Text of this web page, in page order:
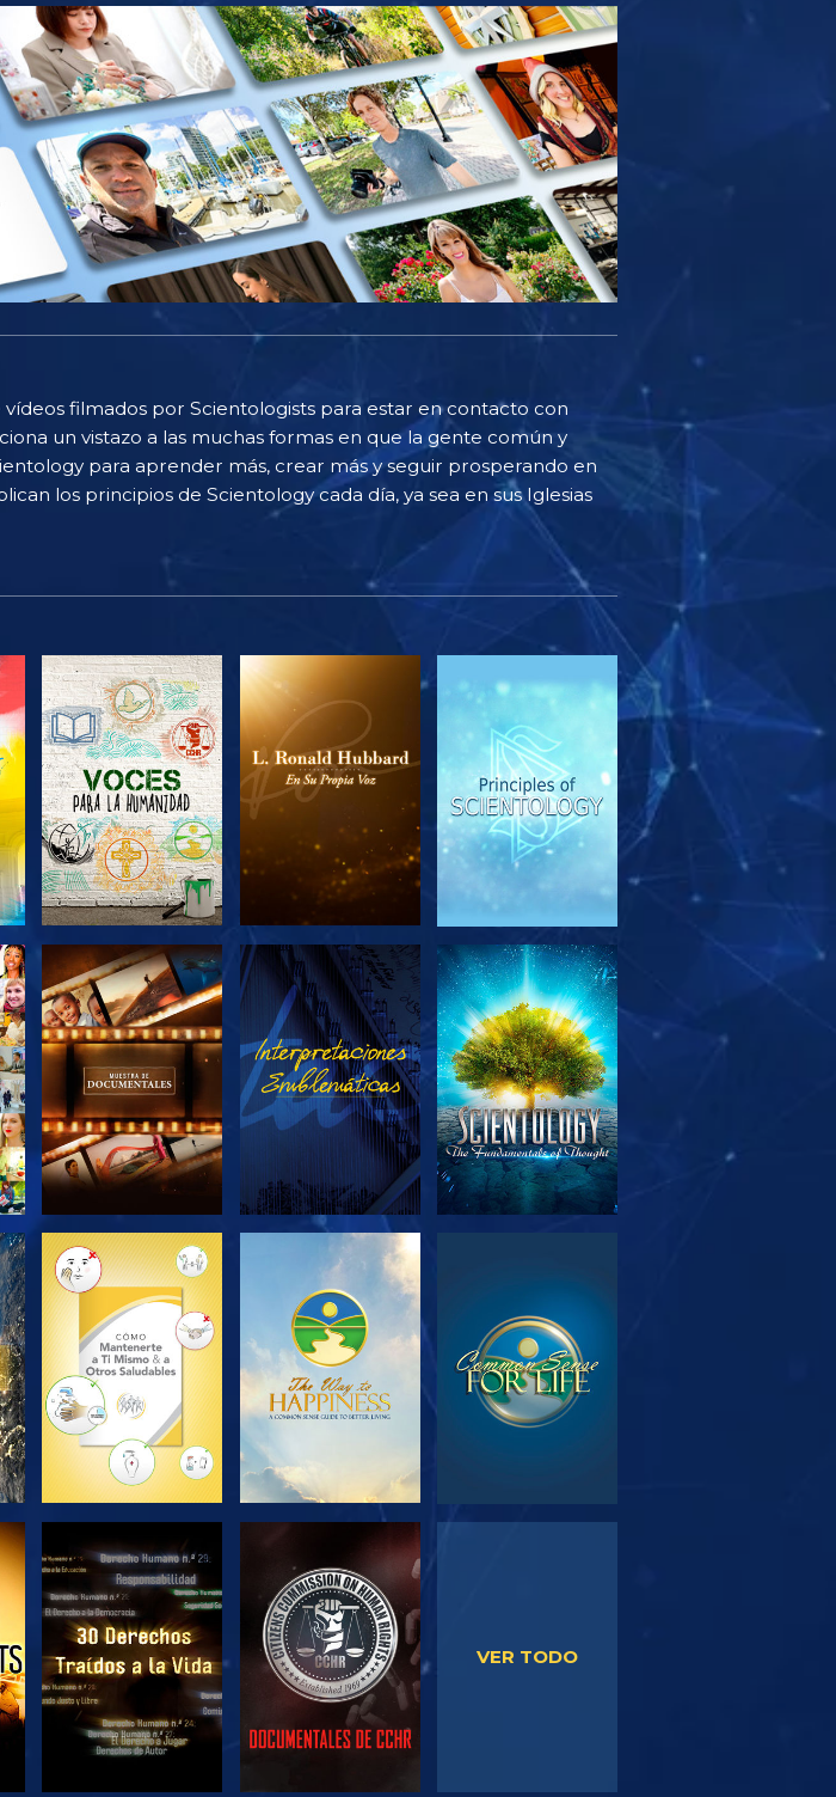
vídeos filmados por Scientologists para estar en contacto con
un vistazo a las muchas formas en que la gente común y
para aprender más, crear más y seguir prosperando en
los principios de Scientology cada día, ya sea en sus Iglesias
EXPLORA LAS
SERIES
EXPLORA LAS
SERIES
VE
EXPLORA LAS
SERIES
EXPLORA LAS
SERIES
VE VE
VER TODO